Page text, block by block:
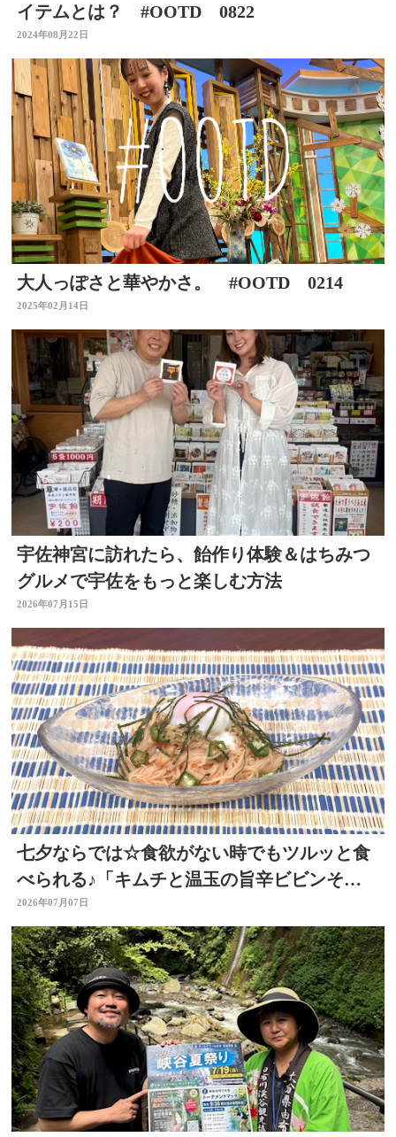
イテムとは？ #OOTD 0822
2024年08月22日
大人っぽさと華やかさ。 #OOTD 0214
2025年02月14日
宇佐神宮に訪れたら、飴作り体験＆はちみつ
グルメで宇佐をもっと楽しむ方法
2026年07月15日
七夕ならでは☆食欲がない時でもツルッと食
べられる♪「キムチと温玉の旨辛ビビンそう
めん」 ～開店！キッチン別府ちゃん～
2026年07月07日